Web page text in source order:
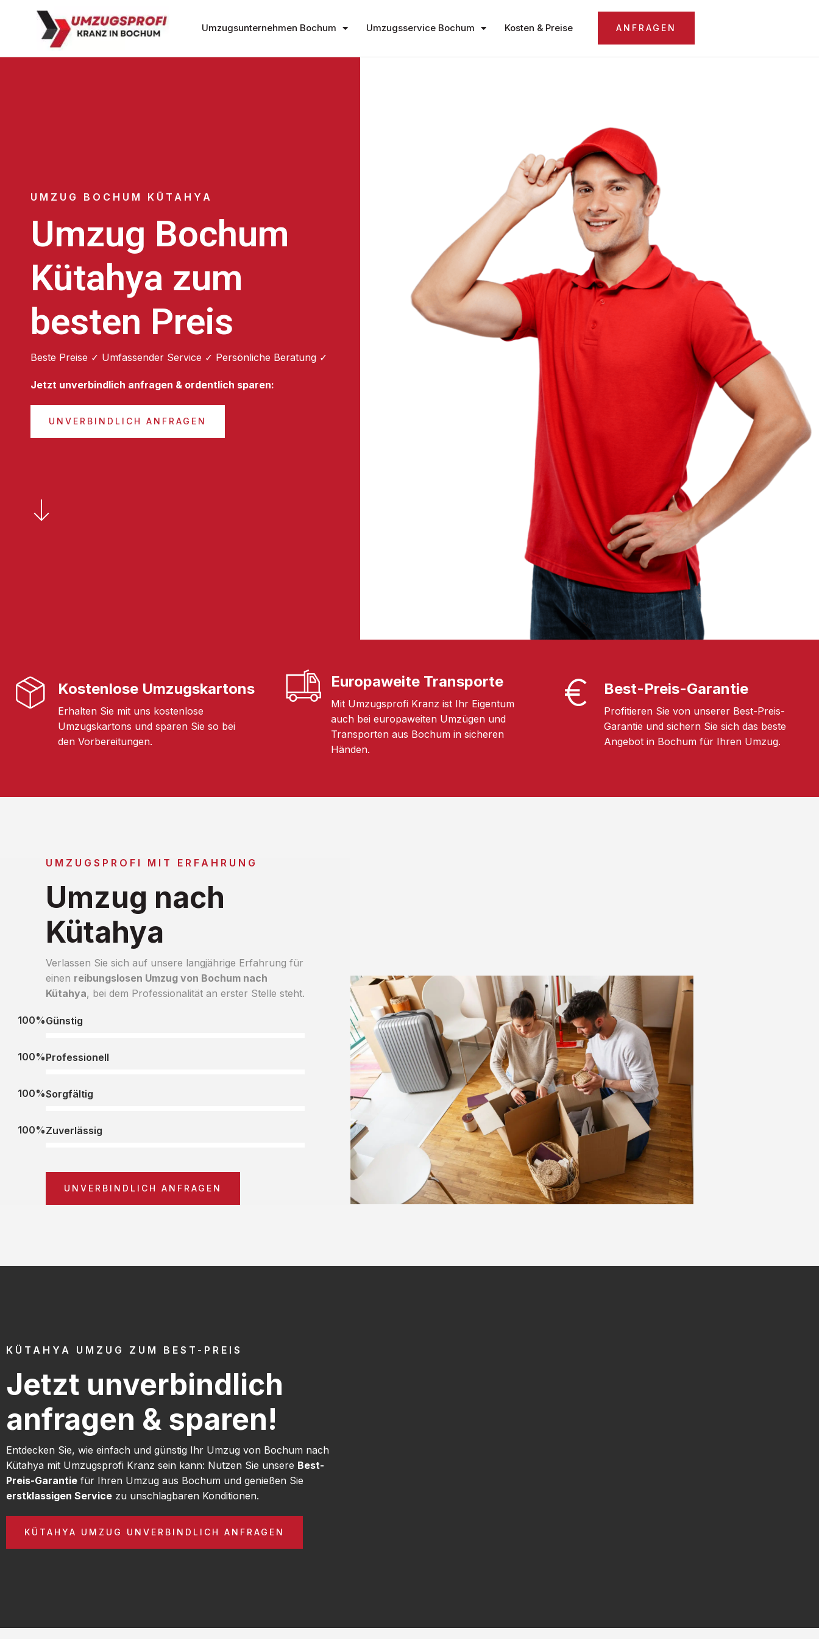
Umzugsunternehmen Bochum Umzugsservice Bochum Kosten & Preise ANFRAGEN
UMZUG BOCHUM KÜTAHYA
Umzug Bochum
Kütahya zum
besten Preis
Beste Preise ✓ Umfassender Service ✓ Persönliche Beratung ✓
Jetzt unverbindlich anfragen & ordentlich sparen:
UNVERBINDLICH ANFRAGEN
Kostenlose Umzugskartons
Erhalten Sie mit uns kostenlose
Umzugskartons und sparen Sie so bei
den Vorbereitungen.
Europaweite Transporte
Mit Umzugsprofi Kranz ist Ihr Eigentum
auch bei europaweiten Umzügen und
Transporten aus Bochum in sicheren
Händen.
Best-Preis-Garantie
Profitieren Sie von unserer Best-Preis-
Garantie und sichern Sie sich das beste
Angebot in Bochum für Ihren Umzug.
UMZUGSPROFI MIT ERFAHRUNG
Umzug nach
Kütahya
Verlassen Sie sich auf unsere langjährige Erfahrung für
einen reibungslosen Umzug von Bochum nach
Kütahya, bei dem Professionalität an erster Stelle steht.
Günstig
100%
Professionell
100%
Sorgfältig
100%
Zuverlässig
100%
UNVERBINDLICH ANFRAGEN
KÜTAHYA UMZUG ZUM BEST-PREIS
Jetzt unverbindlich
anfragen & sparen!
Entdecken Sie, wie einfach und günstig Ihr Umzug von Bochum nach
Kütahya mit Umzugsprofi Kranz sein kann: Nutzen Sie unsere Best-
Preis-Garantie für Ihren Umzug aus Bochum und genießen Sie
erstklassigen Service zu unschlagbaren Konditionen.
KÜTAHYA UMZUG UNVERBINDLICH ANFRAGEN